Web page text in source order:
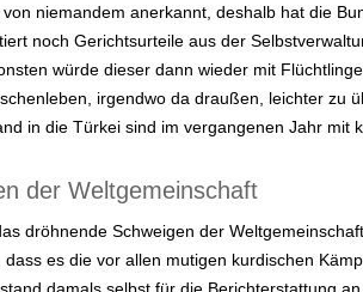
niemandem anerkannt, deshalb hat die
noch Gerichtsurteile aus der
würde dieser dann wieder mit
irgendwo da draußen, leichter zu
in die Türkei sind im vergangenen Jahr mit
der Weltgemeinschaft
dröhnende Schweigen der
es die vor allen mutigen kurdischen
damals selbst für die Berichterstattung